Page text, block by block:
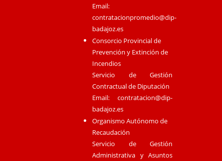
Email:
contratacionpromedio@dip-
badajoz.es
Consorcio Provincial de
Prevención y Extinción de
Incendios
Servicio de Gestión
Contractual de Diputación
Email:contratacion@dip-
badajoz.es
Organismo Autónomo de
Recaudación
Servicio de Gestión
Administrativa y Asuntos